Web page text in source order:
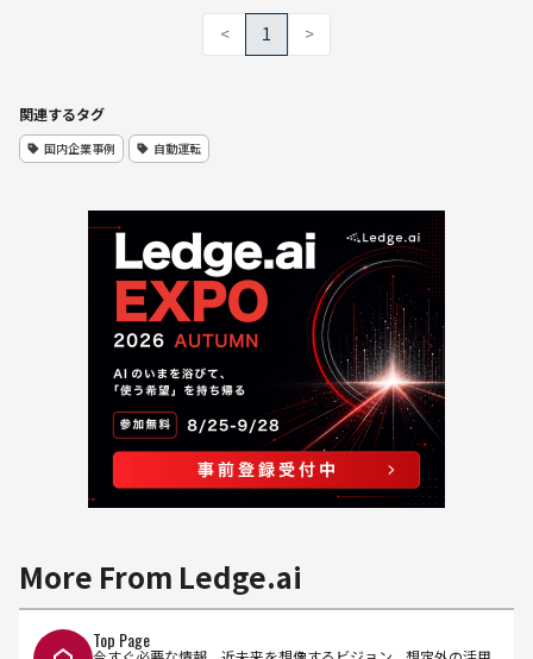
< 1 >
関連するタグ
国内企業事例 自動運転
More From Ledge.ai
Top Page